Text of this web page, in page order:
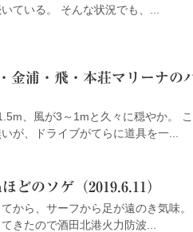
ている。 そんな状況でも、...
金浦・飛・本荘マリーナの
、風が3～1mと久々に穏やか。
が、ドライブがてらに道具を一...
どのソゲ（2019.6.11）
から、サーフから足が遠のき気味
きたので酒田北港火力防波...